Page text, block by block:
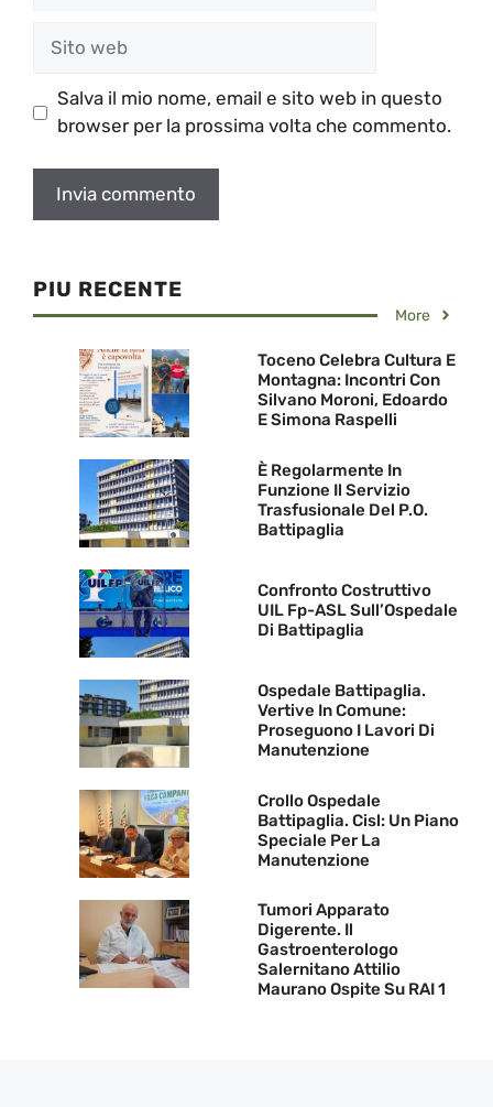
Salva il mio nome, email e sito web in questo
browser per la prossima volta che commento.
PIU RECENTE
More
Toceno Celebra Cultura E
Montagna: Incontri Con
Silvano Moroni, Edoardo
E Simona Raspelli
È Regolarmente In
Funzione Il Servizio
Trasfusionale Del P.O.
Battipaglia
Confronto Costruttivo
UIL Fp-ASL Sull’Ospedale
Di Battipaglia
Ospedale Battipaglia.
Vertive In Comune:
Proseguono I Lavori Di
Manutenzione
Crollo Ospedale
Battipaglia. Cisl: Un Piano
Speciale Per La
Manutenzione
Tumori Apparato
Digerente. Il
Gastroenterologo
Salernitano Attilio
Maurano Ospite Su RAI 1